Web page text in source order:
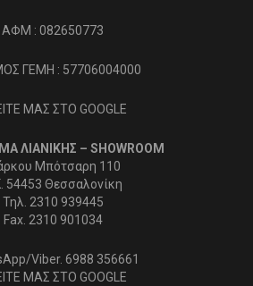
ΑΦΜ : 082650773
ΓΕΜΗ : 57706004000
ΜΑΣ ΣΤΟ GOOGLE
ΛΙΑΝΙΚΗΣ – SHOWROOM
Μπότσαρη 110
54453 Θεσσαλονίκη
Τηλ. 2310 939445
Fax. 2310 901034
Viber. 6988 356661
ΜΑΣ ΣΤΟ GOOGLE